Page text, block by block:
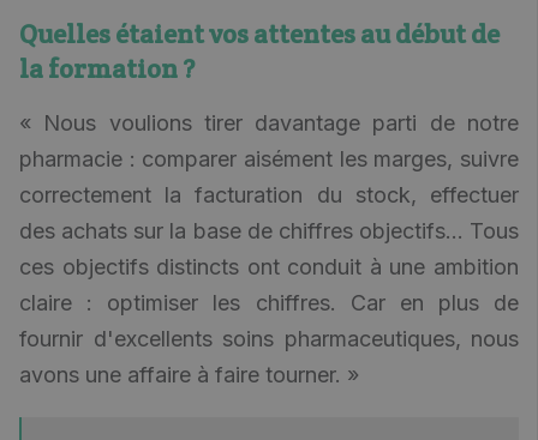
Quelles étaient vos attentes au début de
la formation ?
« Nous voulions tirer davantage parti de notre
pharmacie : comparer aisément les marges, suivre
correctement la facturation du stock, effectuer
des achats sur la base de chiffres objectifs... Tous
ces objectifs distincts ont conduit à une ambition
claire : optimiser les chiffres. Car en plus de
fournir d'excellents soins pharmaceutiques, nous
avons une affaire à faire tourner. »